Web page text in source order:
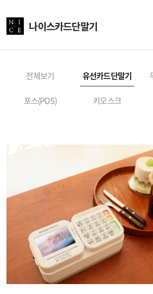
나이스카드단말기
전체보기 유선카드단말기
포스(POS) 키오스크